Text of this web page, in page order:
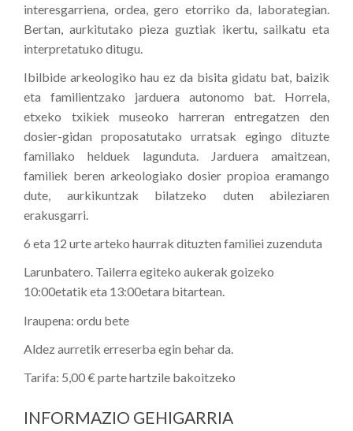
interesgarriena, ordea, gero etorriko da, laborategian.
Bertan, aurkitutako pieza guztiak ikertu, sailkatu eta
interpretatuko ditugu.
Ibilbide arkeologiko hau ez da bisita gidatu bat, baizik
eta familientzako jarduera autonomo bat. Horrela,
etxeko txikiek museoko harreran entregatzen den
dosier-gidan proposatutako urratsak egingo dituzte
familiako helduek lagunduta. Jarduera amaitzean,
familiek beren arkeologiako dosier propioa eramango
dute, aurkikuntzak bilatzeko duten abileziaren
erakusgarri.
6 eta 12 urte arteko haurrak dituzten familiei zuzenduta
Larunbatero. Tailerra egiteko aukerak goizeko
10:00etatik eta 13:00etara bitartean.
Iraupena: ordu bete
Aldez aurretik erreserba egin behar da.
Tarifa: 5,00 € parte hartzile bakoitzeko
INFORMAZIO GEHIGARRIA